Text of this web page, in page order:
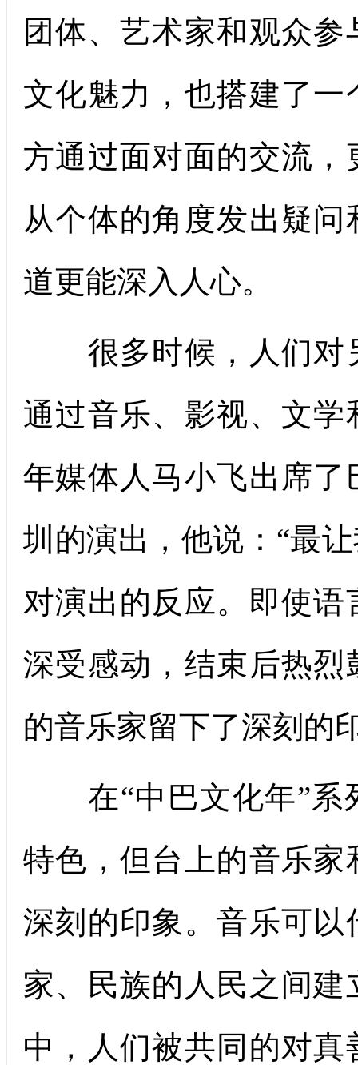
团体、艺术家和观众
文化魅力，也搭建了
方通过面对面的交流
从个体的角度发出疑
道更能深入人心。
很多时候，人们对
通过音乐、影视、文
年媒体人马小飞出席
圳的演出，他说：“最
对演出的反应。即使
深受感动，结束后热
的音乐家留下了深刻的
在“中巴文化年”系
特色，但台上的音乐
深刻的印象。音乐可
家、民族的人民之间
中，人们被共同的对